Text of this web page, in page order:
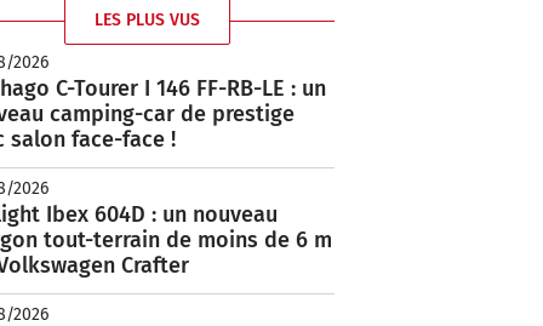
LES PLUS VUS
2026
C-Tourer I 146 FF-RB-LE : un
camping-car de prestige
salon face-face !
2026
Ibex 604D : un nouveau
tout-terrain de moins de 6 m
Crafter
2026